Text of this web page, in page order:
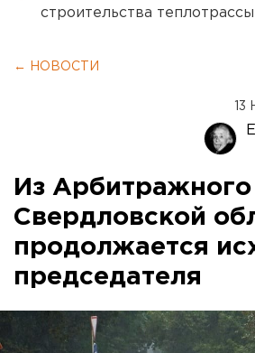
строительства
← НОВОСТИ
Из Арбитражного
Свердловской
продолжается
председателя